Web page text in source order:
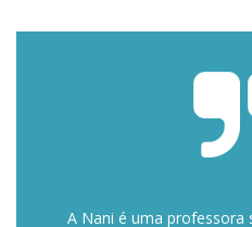
A Nani é uma professora